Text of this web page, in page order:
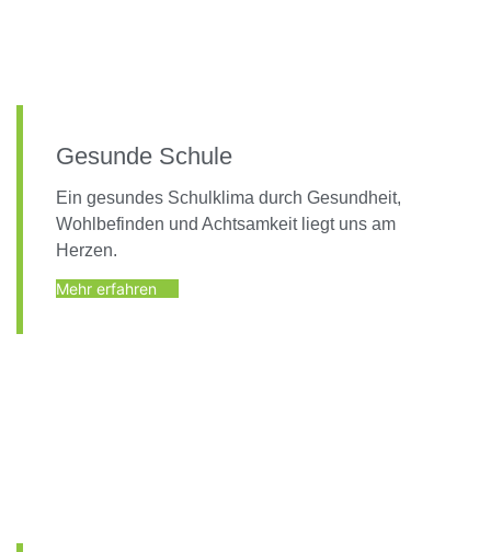
Gesunde Schule
Ein gesundes Schulklima durch Gesundheit,
Wohlbefinden und Achtsamkeit liegt uns am
Herzen.
Mehr erfahren